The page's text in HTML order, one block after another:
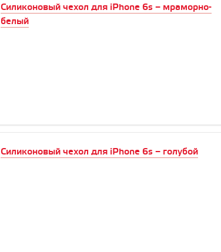
Силиконовый чехол для iPhone 6s – мраморно-
белый
Силиконовый чехол для iPhone 6s – голубой